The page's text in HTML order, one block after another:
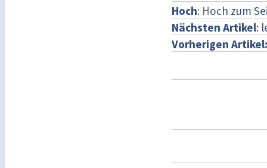
Hoch: Hoch zum
Nächsten Artikel:
Vorherigen